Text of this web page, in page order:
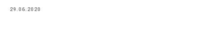
29.06.2020